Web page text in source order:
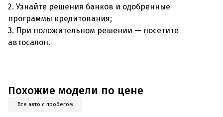
2. Узнайте решения банков и одобренные
программы кредитования;
3. При положительном решении — посетите
автосалон.
Похожие модели по цене
Все авто с пробегом